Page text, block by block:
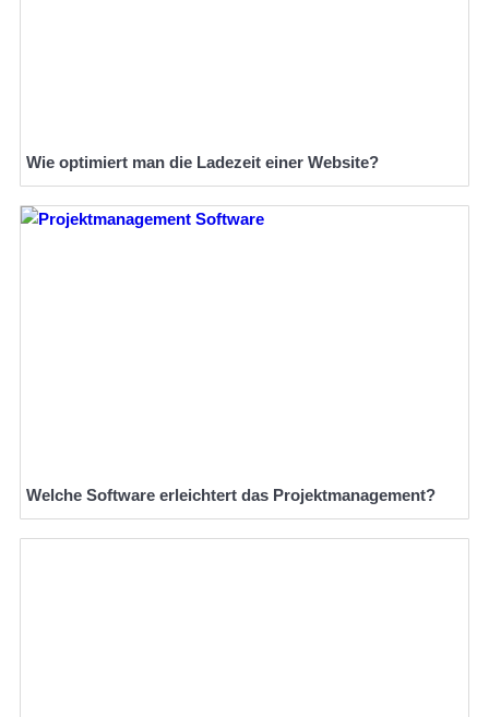
Wie optimiert man die Ladezeit einer Website?
Welche Software erleichtert das Projektmanagement?